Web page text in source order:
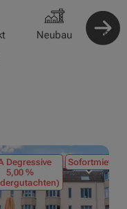
Neubau
Degressive
5,00 %
Sofortmiete